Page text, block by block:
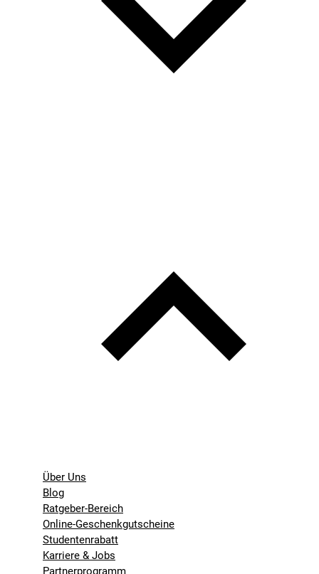
Über Uns
Blog
Ratgeber-Bereich
Online-Geschenkgutscheine
Studentenrabatt
Karriere & Jobs
Partnerprogramm